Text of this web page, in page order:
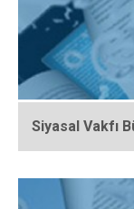
Siyasal Vakfı